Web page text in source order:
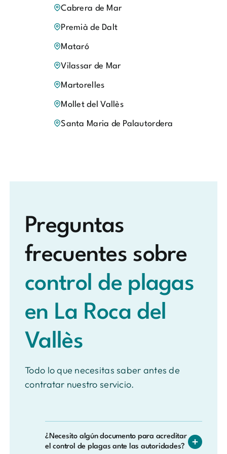
Cabrera de Mar
Premià de Dalt
Mataró
Vilassar de Mar
Martorelles
Mollet del Vallès
Santa Maria de Palautordera
Preguntas
frecuentes sobre
control de plagas
en La Roca del
Vallès
Todo lo que necesitas saber antes de
contratar nuestro servicio.
¿Necesito algún documento para acreditar
el control de plagas ante las autoridades?